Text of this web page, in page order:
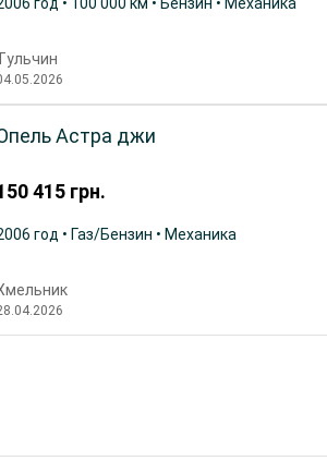
год • 100 000 км • Бензин • Механика
415 грн.
Астра джи
год • Газ/Бензин • Механика